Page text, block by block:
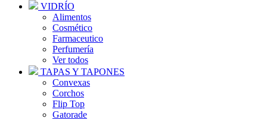
VIDRÍO
Alimentos
Cosmético
Farmaceutico
Perfumería
Ver todos
TAPAS Y TAPONES
Convexas
Corchos
Flip Top
Gatorade